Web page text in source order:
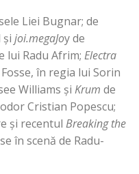
Liei Bugnar; de
şi joi.megaJoy de
lui Radu Afrim; Electra
în regia lui Sorin
Williams şi Krum de
Cristian Popescu;
şi recentul Breaking the
în scenă de Radu-